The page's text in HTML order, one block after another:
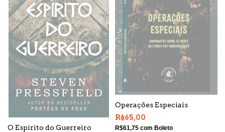
O Espírito do Guerreiro
Operações Especiais
R$65,00
R$61,75 com Boleto